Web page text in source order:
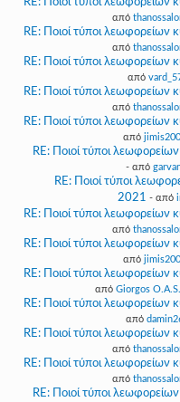
από
RE: Ποιοί τύποι
από
RE: Ποιοί τύποι
από
RE: Ποιοί τύποι
από
RE: Ποιοί τύποι
από
RE: Ποιοί τύποι
- από
RE: Ποιοί τύποι
2021 - από
RE: Ποιοί τύποι
από
RE: Ποιοί τύποι
από
RE: Ποιοί τύποι
από Giorgos
RE: Ποιοί τύποι
από
RE: Ποιοί τύποι
από
RE: Ποιοί τύποι
από
RE: Ποιοί τύποι